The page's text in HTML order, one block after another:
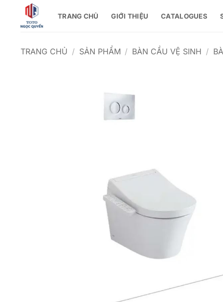
TRANG CHỦ GIỚI THIỆU CATALOGUES
TRANG CHỦ / SẢN PHẨM / BÀN CẦU VỆ SINH /